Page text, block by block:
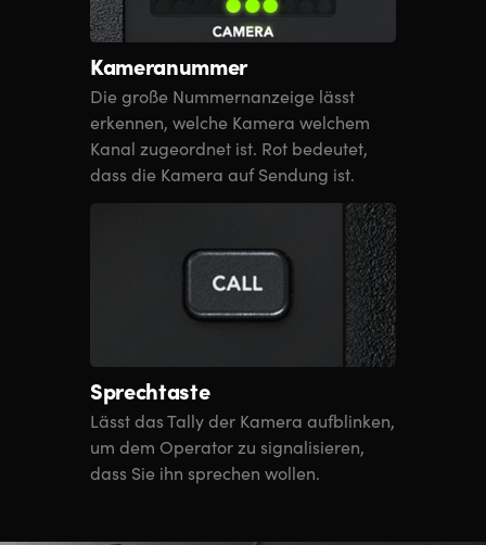
Kameranummer
Die große Nummernanzeige lässt
erkennen, welche Kamera welchem
Kanal zugeordnet ist. Rot bedeutet,
dass die Kamera auf Sendung ist.
Sprechtaste
Lässt das Tally der Kamera aufblinken,
um dem Operator zu signalisieren,
dass Sie ihn sprechen wollen.